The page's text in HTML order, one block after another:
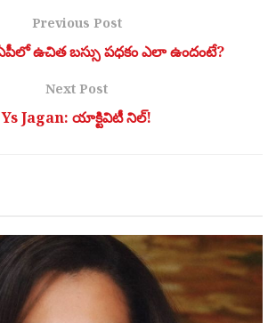
Previous Post
ఉచిత బస్సు పధకం ఎలా ఉందంటే?
Next Post
Ys Jagan: యాక్టివిటీ నిల్!